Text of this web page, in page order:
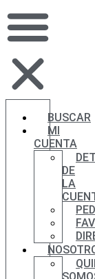
BUSCAR
MI
CUENTA
DE
LA